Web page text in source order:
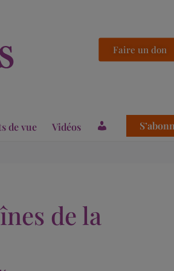
Faire un don
de vue Vidéos
de la